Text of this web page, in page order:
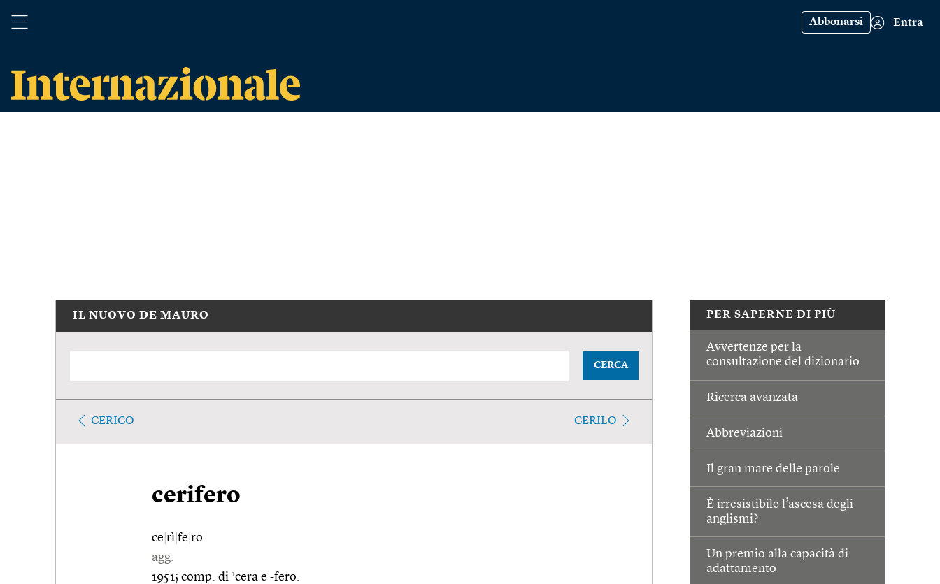
Abbonarsi Entra
PER SAPERNE DI PIÙ
Avvertenze per la
consultazione del dizionario
Ricerca avanzata
Abbreviazioni
Il gran mare delle parole
È irresistibile l’ascesa degli
anglismi?
Un premio alla capacità di
adattamento
IL NUOVO DE MAURO
CERCA
CERICO CERILO
cerifero
ce rì fe ro
agg.
1951; comp. di 1cera e -fero.